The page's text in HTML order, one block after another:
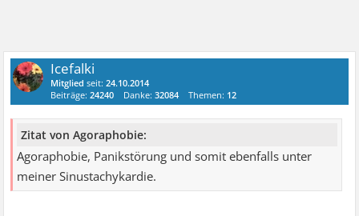
Icefalki
Mitglied seit:24.10.2014
Beiträge:24240 Danke:32084 Themen: 12
Zitat von Agoraphobie:
Agoraphobie, Panikstörung und somit ebenfalls unter
meiner Sinustachykardie.